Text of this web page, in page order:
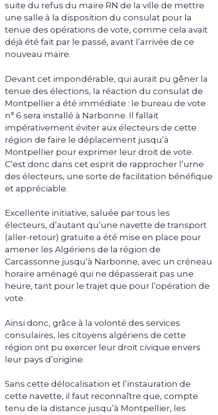
suite du refus du maire RN de la ville de mettre
une salle à la disposition du consulat pour la
tenue des opérations de vote, comme cela avait
déjà été fait par le passé, avant l’arrivée de ce
nouveau maire.
Devant cet impondérable, qui aurait pu gêner la
tenue des élections, la réaction du consulat de
Montpellier a été immédiate : le bureau de vote
n° 6 sera installé à Narbonne. Il fallait
impérativement éviter aux électeurs de cette
région de faire le déplacement jusqu’à
Montpellier pour exprimer leur droit de vote.
C’est donc dans cet esprit de rapprocher l’urne
des électeurs, une sorte de facilitation bénéfique
et appréciable.
Excellente initiative, saluée par tous les
électeurs, d’autant qu’une navette de transport
(aller-retour) gratuite a été mise en place pour
amener les Algériens de la région de
Carcassonne jusqu’à Narbonne, avec un créneau
horaire aménagé qui ne dépasserait pas une
heure, tant pour le trajet que pour l’opération de
vote.
Ainsi donc, grâce à la volonté des services
consulaires, les citoyens algériens de cette
région ont pu exercer leur droit civique envers
leur pays d’origine.
Sans cette délocalisation et l’instauration de
cette navette, il faut reconnaître que, compte
tenu de la distance jusqu’à Montpellier, les